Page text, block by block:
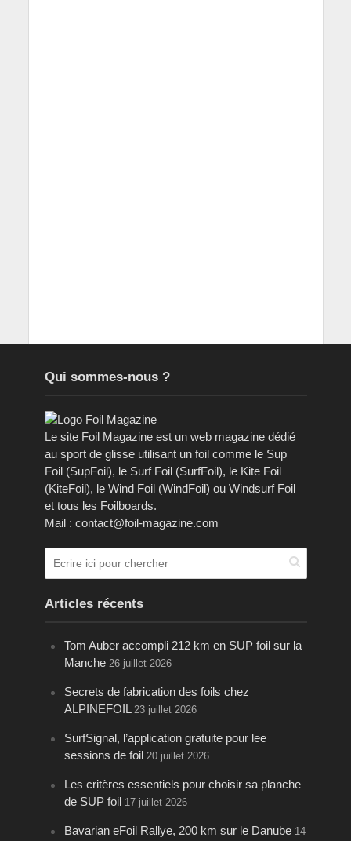
Qui sommes-nous ?
Le site Foil Magazine est un web magazine dédié
au sport de glisse utilisant un foil comme le Sup
Foil (SupFoil), le Surf Foil (SurfFoil), le Kite Foil
(KiteFoil), le Wind Foil (WindFoil) ou Windsurf Foil
et tous les Foilboards.
Mail : contact@foil-magazine.com
Articles récents
Tom Auber accompli 212 km en SUP foil sur la
Manche 26 juillet 2026
Secrets de fabrication des foils chez
ALPINEFOIL 23 juillet 2026
SurfSignal, l’application gratuite pour lee
sessions de foil 20 juillet 2026
Les critères essentiels pour choisir sa planche
de SUP foil 17 juillet 2026
Bavarian eFoil Rallye, 200 km sur le Danube 14